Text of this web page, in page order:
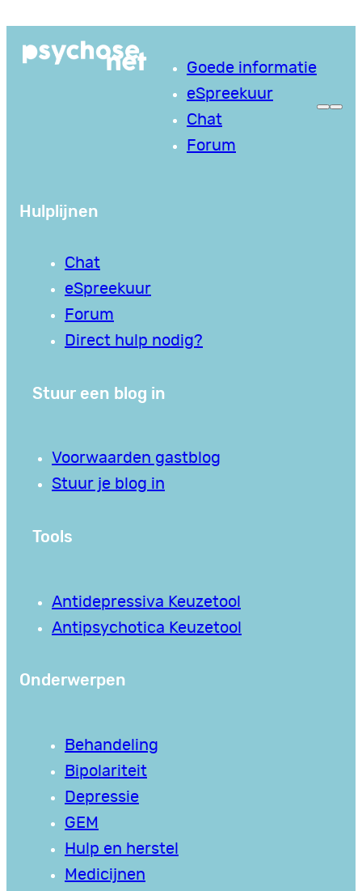
Goede informatie
eSpreekuur
Chat
Forum
Hulplijnen
Chat
eSpreekuur
Forum
Direct hulp nodig?
Stuur een blog in
Voorwaarden gastblog
Stuur je blog in
Tools
Antidepressiva Keuzetool
Antipsychotica Keuzetool
Onderwerpen
Behandeling
Bipolariteit
Depressie
GEM
Hulp en herstel
Medicijnen